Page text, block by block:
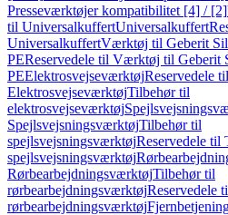
Presseværktøjer kompatibilitet [4] / [2]
til UniversalkuffertUniversalkuffert
UniversalkuffertVærktøj til Geberit
PEReservedele til Værktøj til Geberit
PEElektrosvejseværktøjReservedele til
ElektrosvejseværktøjTilbehør til
elektrosvejseværktøj
SpejlsvejsningsværktøjTilbehør til
spejlsvejsningsværktøjReservedele til
spejlsvejsningsværktøj
RørbearbejdningsværktøjTilbehør til
rørbearbejdningsværktøjReservedele
rørbearbejdningsværktøj